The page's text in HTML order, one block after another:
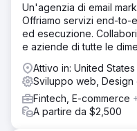
l'architettura del sito, i
conversione e
eseguito una campagna
collegamenti iper-
immobiliare e fai-da-te.
Risultato
Grime Time ha
e le classifiche
Un'agenzia di email
Offriamo servizi end-to-
ed esecuzione.
e aziende di tutte le
Attivo in: United States
Sviluppo web, Design
Fintech, E-commerce
A partire da $2,500